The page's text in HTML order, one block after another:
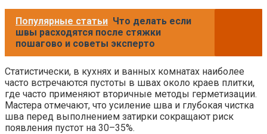
Популярные статьи Что делать если
швы расходятся после стяжки
пошагово и советы эксперто
Статистически, в кухнях и ванных комнатах наиболее
часто встречаются пустоты в швах около краев плитки,
где часто применяют вторичные методы герметизации.
Мастера отмечают, что усиление шва и глубокая чистка
шва перед выполнением затирки сокращают риск
появления пустот на 30–35%.